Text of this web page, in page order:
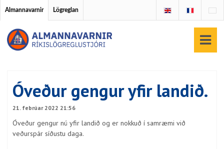
Almannavarnir Lögreglan
Óveður gengur yfir landið.
21. febrúar 2022 21:56
Óveður gengur nú yfir landið og er nokkuð í samræmi við
veðurspár síðustu daga.